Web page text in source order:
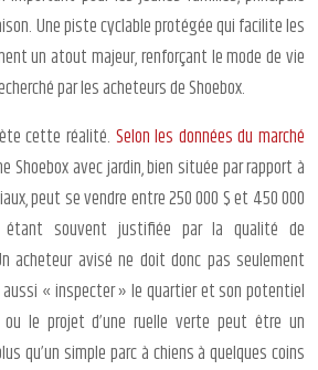
Une piste cyclable protégée qui facilite les
un atout majeur, renforçant le mode de vie
par les acheteurs de Shoebox.
cette réalité. Selon les données du marché
Shoebox avec jardin, bien située par rapport à
peut se vendre entre 250 000 $ et 450 000
souvent justifiée par la qualité de
acheteur avisé ne doit donc pas seulement
« inspecter » le quartier et son potentiel
ou le projet d’une ruelle verte peut être un
qu’un simple parc à chiens à quelques coins